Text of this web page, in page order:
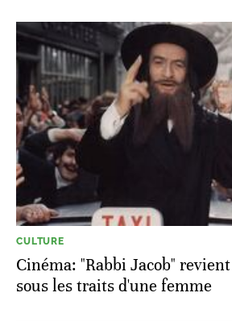
CULTURE
Cinéma: "Rabbi Jacob"
sous les traits d'une femme